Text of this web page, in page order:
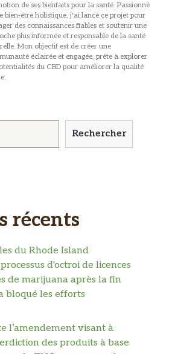
de ses bienfaits pour la santé. Passionné
bien-être holistique, j'ai lancé ce projet pour
des connaissances fiables et soutenir une
plus informée et responsable de la santé
Mon objectif est de créer une
éclairée et engagée, prête à explorer
du CBD pour améliorer la qualité
Rechercher
récents
du Rhode Island
d'octroi de licences
de marijuana après la fin
bloqué les efforts
l’amendement visant à
des produits à base